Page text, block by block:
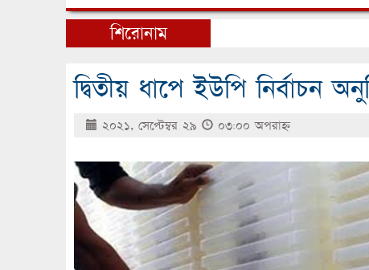
শিরোনাম
দ্বিতীয় ধাপে ইউপি নির্বাচন
২০২১, সেপ্টেম্বর ২৯ ০৩:০০ অপরাহ্ণ